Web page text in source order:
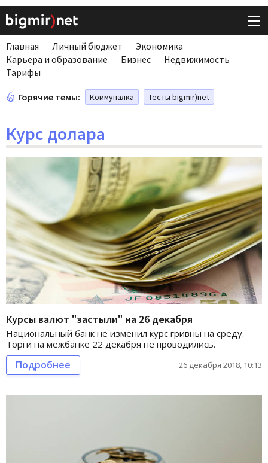
Главная Личный бюджет
Экономика
Карьера и образование
Бизнес
Недвижимость
Тарифы
Горячие темы: Коммуналка Тесты bigmir)net
Курс долара
Курсы валют "застыли" на 26 декабря
Национальный банк не изменил курс гривны на среду.
Торги на межбанке 22 декабря не проводились.
Подробнее 26 декабря 2018, 10:13